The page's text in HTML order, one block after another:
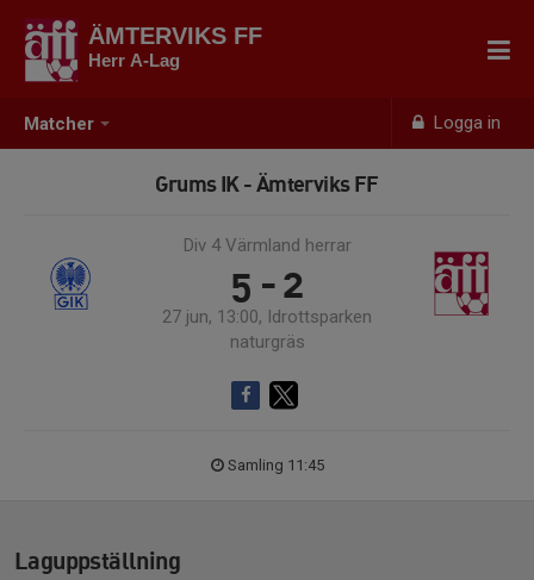
Matcher Logga in
ÄMTERVIKS FF
Herr A-Lag
Grums IK - Ämterviks FF
Div 4 Värmland herrar
5 - 2
27 jun, 13:00, Idrottsparken
naturgräs
Samling 11:45
Laguppställning